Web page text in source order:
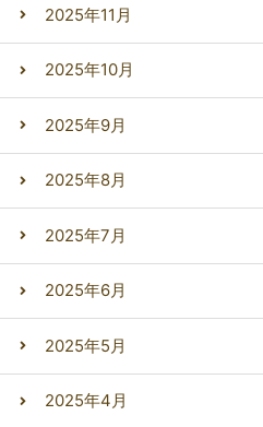
2025年11月
2025年10月
2025年9月
2025年8月
2025年7月
2025年6月
2025年5月
2025年4月